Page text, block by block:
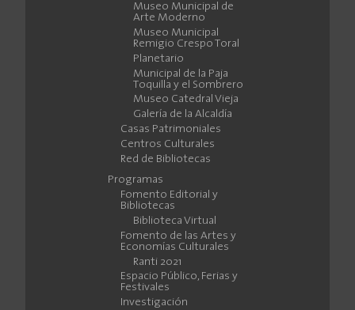
Museo Municipal de
Arte Moderno
Museo Municipal
Remigio Crespo Toral
Planetario
Municipal de la Paja
Toquilla y el Sombrero
Museo Catedral Vieja
Galería de la Alcaldía
Casas Patrimoniales
Centros Culturales
Red de Bibliotecas
Programas
Fomento Editorial y
Bibliotecas
Biblioteca Virtual
Fomento de las Artes y
Economías Culturales
Ranti 2021
Espacio Público, Ferias y
Festivales
Investigación